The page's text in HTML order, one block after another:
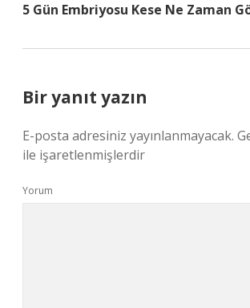
5 Gün Embriyosu Kese Ne Zaman
Bir yanıt yazın
E-posta adresiniz yayınlanmayacak.
ile işaretlenmişlerdir
Yorum